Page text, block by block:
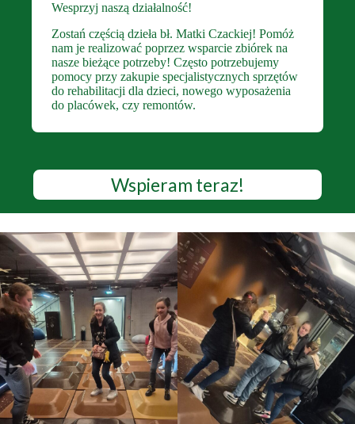
Wesprzyj naszą działalność!
Zostań częścią dzieła bł. Matki Czackiej! Pomóż
nam je realizować poprzez wsparcie zbiórek na
nasze bieżące potrzeby! Często potrzebujemy
pomocy przy zakupie specjalistycznych sprzętów
do rehabilitacji dla dzieci, nowego wyposażenia
do placówek, czy remontów.
Wspieram teraz!